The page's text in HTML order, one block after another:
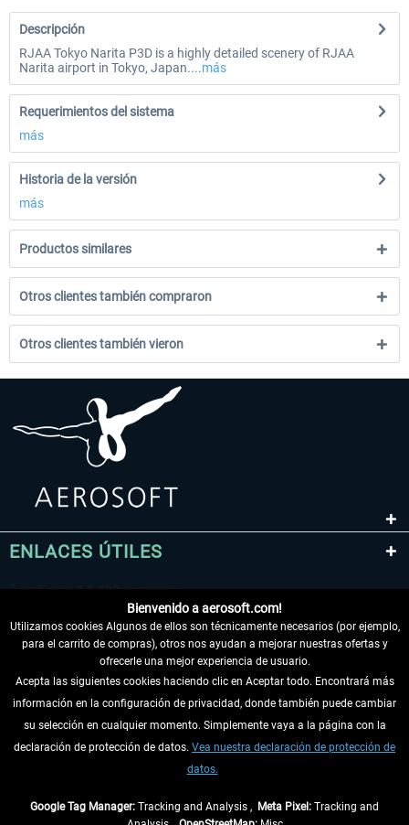
Descripción
RJAA Tokyo Narita P3D is a highly detailed scenery of RJAA
Narita airport in Tokyo, Japan....más
Requerimientos del sistema
más
Historia de la versión
más
Productos similares
Otros clientes también compraron
Otros clientes también vieron
ENLACES ÚTILES
DESISTIR DEL CONTRATO
INFORMACIÓN
Bienvenido a aerosoft.com!
Utilizamos cookies Algunos de ellos son técnicamente necesarios (por ejemplo,
para el carrito de compras), otros nos ayudan a mejorar nuestras ofertas y
ofrecerle una mejor experiencia de usuario.
Acepta las siguientes cookies haciendo clic en Aceptar todo. Encontrará más
información en la configuración de privacidad, donde también puede cambiar
su selección en cualquier momento. Simplemente vaya a la página con la
declaración de protección de datos. Vea nuestra declaración de protección de
datos.
Google Tag Manager: Tracking and Analysis , Meta Pixel: Tracking and